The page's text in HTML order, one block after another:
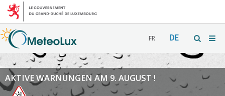
FR DE
AKTIVE WARNUNGEN AM 9. AUGUST !